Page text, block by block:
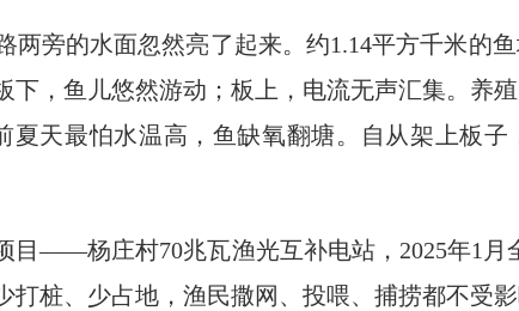
两旁的水面忽然亮了起来。约1.14平方千米的
下，鱼儿悠然游动；板上，电流无声汇集。养
夏天最怕水温高，鱼缺氧翻塘。自从架上板
目——杨庄村70兆瓦渔光互补电站，2025年1月
打桩、少占地，渔民撒网、投喂、捕捞都不受